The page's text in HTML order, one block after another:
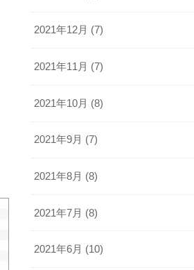
2021年12月 (7)
2021年11月 (7)
2021年10月 (8)
2021年9月 (7)
2021年8月 (8)
2021年7月 (8)
2021年6月 (10)